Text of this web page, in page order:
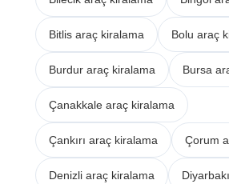
Bitlis araç kiralama Bolu araç
Burdur araç kiralama Bursa
Çanakkale araç kiralama
Çankırı araç kiralama Çorum
Denizli araç kiralama